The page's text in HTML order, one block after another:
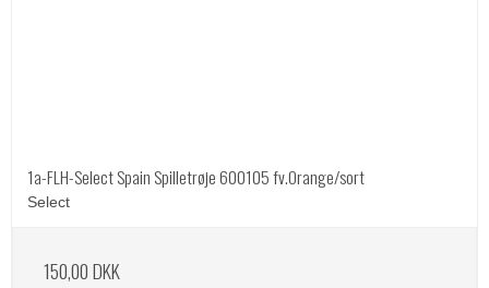
1a-FLH-Select Spain Spilletrøje 600105 fv.Orange/sort
Select
150,00 DKK